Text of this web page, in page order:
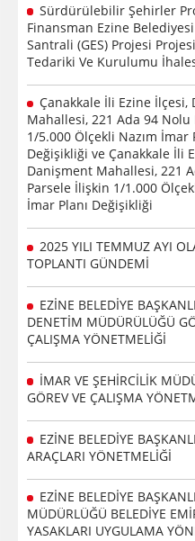
Sürdürülebilir Şehirler
Finansman Ezine
Santrali (GES) Projesi Projesi
Tedariki Ve Kurulumu
Çanakkale İli Ezine İlçesi,
Mahallesi, 221 Ada 94 Nolu
1/5.000 Ölçekli Nazım İmar
Değişikliği ve Çanakkale İli
Danişment Mahallesi, 221
Parsele İlişkin 1/1.000
İmar Planı Değişikliği
2025 YILI TEMMUZ AYI
TOPLANTI GÜNDEMİ
EZİNE BELEDİYE
DENETİM MÜDÜRÜLÜĞÜ
ÇALIŞMA YÖNETMELİĞİ
İMAR VE ŞEHİRCİLİK
GÖREV VE ÇALIŞMA
EZİNE BELEDİYE
ARAÇLARI YÖNETMELİĞİ
EZİNE BELEDİYE
MÜDÜRLÜĞÜ BELEDİYE
YASAKLARI UYGULAMA